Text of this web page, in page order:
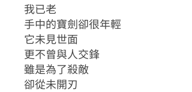
我已老
手中的寶劍卻很年輕
它未見世面
更不曾與人交鋒
雖是為了殺敵
卻從未開刃